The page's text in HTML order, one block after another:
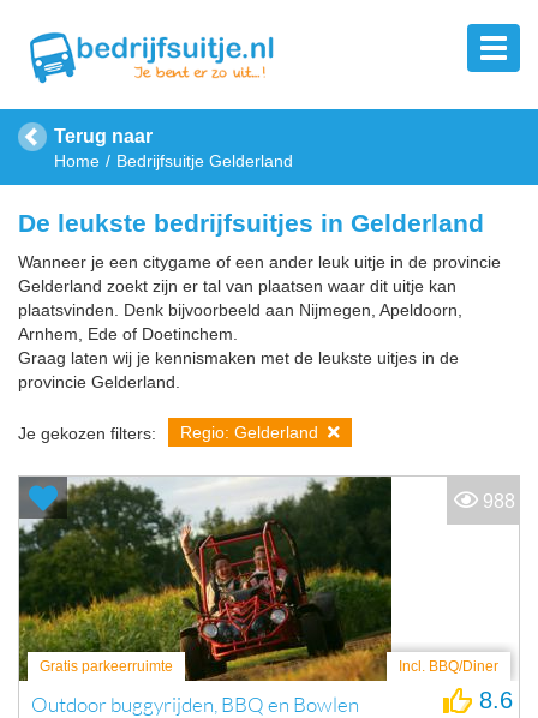
Terug naar
Home Bedrijfsuitje Gelderland
De leukste bedrijfsuitjes in Gelderland
Wanneer je een citygame of een ander leuk uitje in de provincie
Gelderland zoekt zijn er tal van plaatsen waar dit uitje kan
plaatsvinden. Denk bijvoorbeeld aan Nijmegen, Apeldoorn,
Arnhem, Ede of Doetinchem.
Graag laten wij je kennismaken met de leukste uitjes in de
provincie Gelderland.
Je gekozen filters: Regio: Gelderland
Gratis parkeerruimte Incl. BBQ/Diner
Outdoor buggyrijden, BBQ en Bowlen 8.6
988